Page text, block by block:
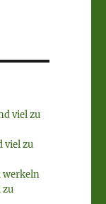
viel zu
viel zu
werkeln
zu